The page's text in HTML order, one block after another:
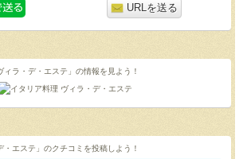
URLを送る
ラ・デ・エステ」の情報を見よう！
・エステ」のクチコミを投稿しよう！